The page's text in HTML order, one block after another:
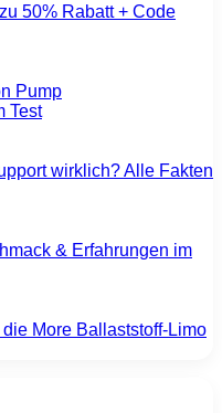
50% Rabatt + Code
Test
wirklich? Alle Fakten
& Erfahrungen im
More Ballaststoff-Limo